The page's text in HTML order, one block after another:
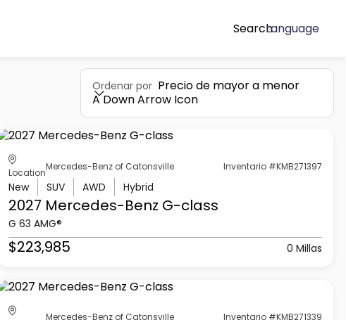
SearchLanguage
Ordenar por Precio de mayor a menor
A Down Arrow Icon
Location
Mercedes-Benz of Catonsville Inventario #KMB271397
New SUV AWD Hybrid
2027 Mercedes-Benz G-class
G 63 AMG®
$223,985 0 Millas
Mercedes-Benz of Catonsville Inventario #KMB271339